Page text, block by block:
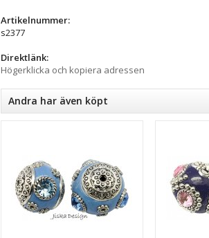
Artikelnummer:
s2377
Direktlänk:
Högerklicka och kopiera adressen
Andra har även köpt